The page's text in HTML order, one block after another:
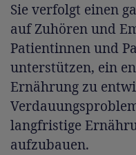
Sie verfolgt einen
auf Zuhören und
Patientinnen und
unterstützen, ein
Ernährung zu
langfristige
aufzubauen.